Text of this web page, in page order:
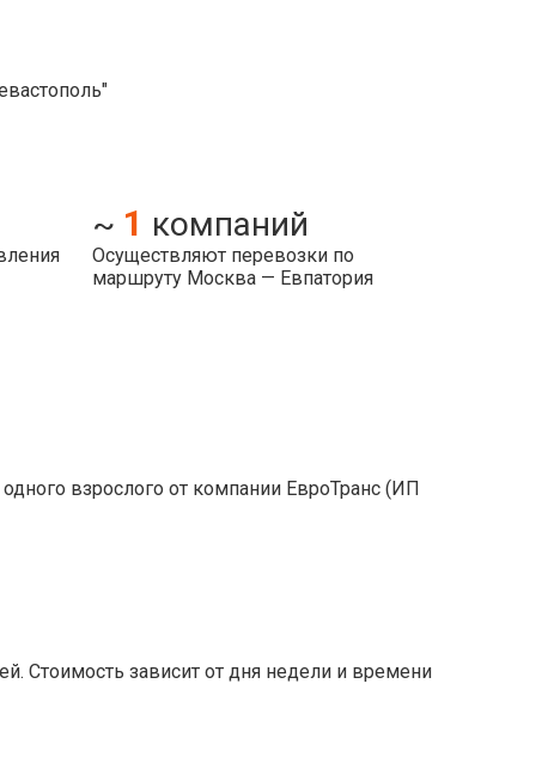
~ 1 компаний
Осуществляют перевозки по
маршруту Москва — Евпатория
взрослого от компании ЕвроТранс (ИП
Стоимость зависит от дня недели и времени